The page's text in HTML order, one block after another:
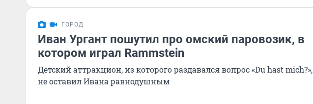
ГОРОД
Иван Ургант пошутил про омский паровозик, в
котором играл Rammstein
Детский аттракцион, из которого раздавался вопрос «Du hast mich?»,
не оставил Ивана равнодушным